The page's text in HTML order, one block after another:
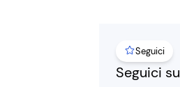
Seguici
Seguici su